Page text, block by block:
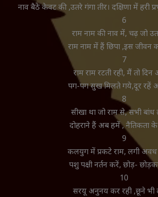
नाव बैठे केवट की ,उतरे गंगा तीर। दक्षिणा में हरी
6
राम नाम की नाव में, चढ़ जो
राम नाम में हैं छिपा ,इस जीवन
7
राम राम रटती रही, मैं तो
पग-पग सुख मिलते गये,दूर रहें
8
सीखा था जो राम से, सभी बांध
दोहराने हैं अब हमें , नैतिकता के
9
कलयुग में प्रकटे राम, लगी अवध
पशु पक्षी नर्तन करें, छोड़-
10
सरयू अनुनय कर रही ,छूने भी